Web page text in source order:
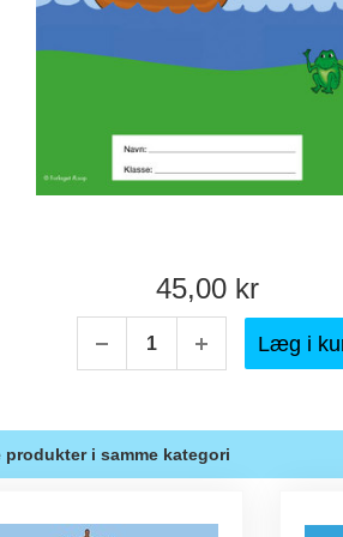
45,00 kr
Læg i
produkter i samme kategori